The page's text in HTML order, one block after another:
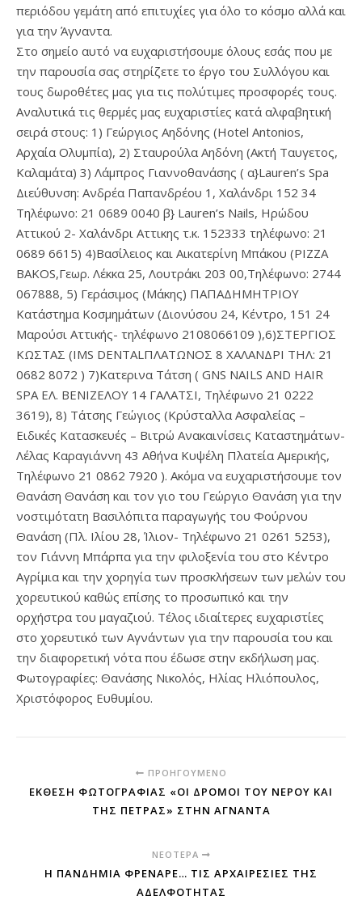
περιόδου γεμάτη από επιτυχίες για όλο το κόσμο αλλά και
για την Άγναντα.
Στο σημείο αυτό να ευχαριστήσουμε όλους εσάς που με
την παρουσία σας στηρίζετε το έργο του Συλλόγου και
τους δωροθέτες μας για τις πολύτιμες προσφορές τους.
Αναλυτικά τις θερμές μας ευχαριστίες κατά αλφαβητική
σειρά στους: 1) Γεώργιος Αηδόνης (Ηοtel Antonios,
Αρχαία Ολυμπία), 2) Σταυρούλα Αηδόνη (Ακτή Ταυγετος,
Καλαμάτα) 3) Λάμπρος Γιαννοθανάσης ( α}Lauren’s Spa
Διεύθυνση: Ανδρέα Παπανδρέου 1, Χαλάνδρι 152 34
Τηλέφωνο: 21 0689 0040 β} Lauren’s Nails, Ηρώδου
Αττικού 2- Χαλάνδρι Αττικης τ.κ. 152333 τηλέφωνο: 21
0689 6615) 4)Βασίλειος και Αικατερίνη Μπάκου (PIZZA
BAKOS,Γεωρ. Λέκκα 25, Λουτράκι 203 00,Τηλέφωνο: 2744
067888, 5) Γεράσιμος (Μάκης) ΠΑΠΑΔΗΜΗΤΡΙΟΥ
Κατάστημα Κοσμημάτων (Διονύσου 24, Κέντρο, 151 24
Μαρούσι Αττικής- τηλέφωνο 2108066109 ),6)ΣΤΕΡΓΙΟΣ
ΚΩΣΤΑΣ (IMS DENTALΠΛΑΤΩΝΟΣ 8 ΧΑΛΑΝΔΡΙ ΤΗΛ: 21
0682 8072 ) 7)Κατερινα Τάτση ( GNS NAILS AND HAIR
SPA ΕΛ. ΒΕΝΙΖΕΛΟΥ 14 ΓΑΛΑΤΣΙ, Τηλέφωνο 21 0222
3619), 8) Τάτσης Γεώγιος (Κρύσταλλα Ασφαλείας –
Ειδικές Κατασκευές – Βιτρώ Ανακαινίσεις Καταστημάτων-
Λέλας Καραγιάννη 43 Αθήνα Κυψέλη Πλατεία Αμερικής,
Τηλέφωνο 21 0862 7920 ). Ακόμα να ευχαριστήσουμε τον
Θανάση Θανάση και τον γιο του Γεώργιο Θανάση για την
νοστιμότατη Βασιλόπιτα παραγωγής του Φούρνου
Θανάση (Πλ. Ιλίου 28, Ίλιον- Τηλέφωνο 21 0261 5253),
τον Γιάννη Μπάρπα για την φιλοξενία του στο Κέντρο
Αγρίμια και την χορηγία των προσκλήσεων των μελών του
χορευτικού καθώς επίσης το προσωπικό και την
ορχήστρα του μαγαζιού. Τέλος ιδιαίτερες ευχαριστίες
στο χορευτικό των Αγνάντων για την παρουσία του και
την διαφορετική νότα που έδωσε στην εκδήλωση μας.
Φωτογραφίες: Θανάσης Νικολός, Ηλίας Ηλιόπουλος,
Χριστόφορος Ευθυμίου.
ΠΡΟΗΓΟΎΜΕΝΟ
ΈΚΘΕΣΗ ΦΩΤΟΓΡΑΦΊΑΣ «ΟΙ ΔΡΌΜΟΙ ΤΟΥ ΝΕΡΟΎ ΚΑΙ
ΤΗΣ ΠΈΤΡΑΣ» ΣΤΗΝ ΆΓΝΑΝΤΑ
ΝΕΌΤΕΡΑ
Η ΠΑΝΔΗΜΊΑ ΦΡΈΝΑΡΕ… ΤΙΣ ΑΡΧΑΙΡΕΣΊΕΣ ΤΗΣ
ΑΔΕΛΦΌΤΗΤΑΣ